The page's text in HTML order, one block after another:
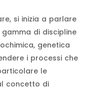
si inizia a parlare
di discipline
genetica
i processi che
le
concetto di